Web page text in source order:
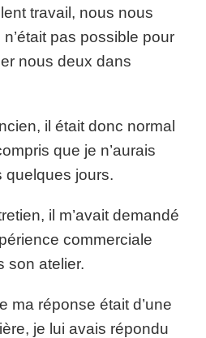
travail, nous nous
pas possible pour
nous deux dans
il était donc normal
que je n’aurais
quelques jours.
il m’avait demandé
commerciale
son atelier.
ma réponse était d’une
je lui avais répondu